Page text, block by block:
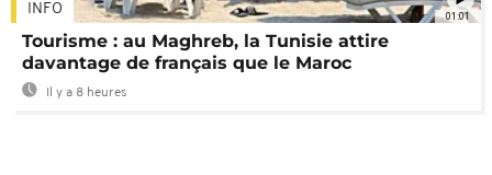
01:01
INFO
Tourisme : au Maghreb, la Tunisie attire
davantage de français que le Maroc
Il y a 8 heures